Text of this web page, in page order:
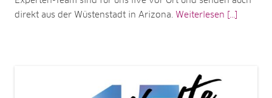
direkt aus der Wüstenstadt in Arizona. Weiterlesen [...]